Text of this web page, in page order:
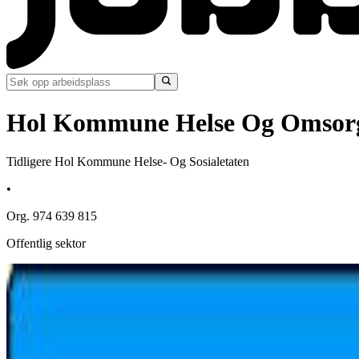
Hol Kommune Helse Og
Tidligere Hol Kommune Helse- Og Sosialetaten
•
Org. 974 639 815
Offentlig sektor